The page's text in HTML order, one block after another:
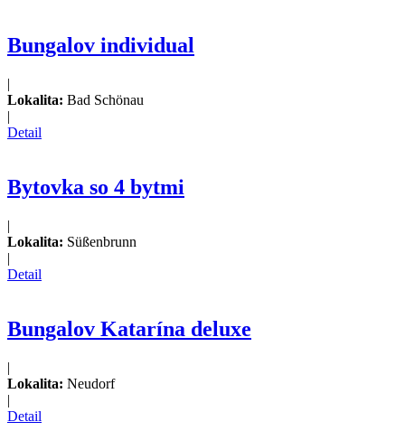
Bungalov individual
|
Lokalita: Bad Schönau
|
Detail
Bytovka so 4 bytmi
|
Lokalita: Süßenbrunn
|
Detail
Bungalov Katarína deluxe
|
Lokalita: Neudorf
|
Detail